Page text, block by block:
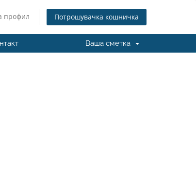
профил Потрошувачка кошничка
Ваша сметка